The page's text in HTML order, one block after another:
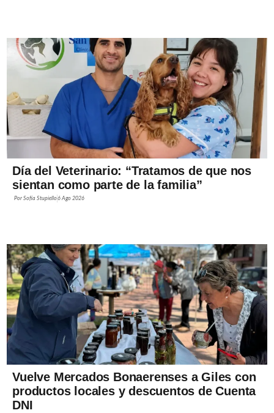
Día del Veterinario: “Tratamos de que nos
sientan como parte de la familia”
PorSofía Stupiello6 Ago 2026
Vuelve Mercados Bonaerenses a Giles con
productos locales y descuentos de Cuenta
DNI